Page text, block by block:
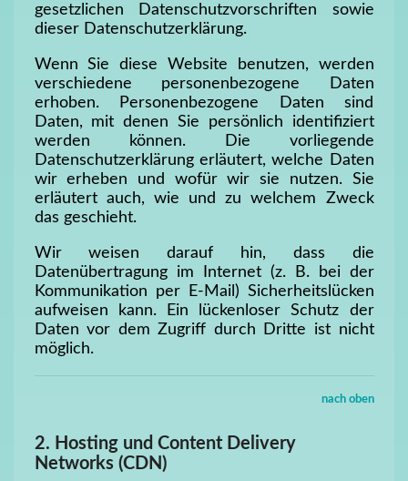
gesetzlichen Datenschutzvorschriften sowie
dieser Datenschutzerklärung.
Wenn Sie diese Website benutzen, werden
verschiedene personenbezogene Daten
erhoben. Personenbezogene Daten sind
Daten, mit denen Sie persönlich identifiziert
werden können. Die vorliegende
Datenschutzerklärung erläutert, welche Daten
wir erheben und wofür wir sie nutzen. Sie
erläutert auch, wie und zu welchem Zweck
das geschieht.
Wir weisen darauf hin, dass die
Datenübertragung im Internet (z. B. bei der
Kommunikation per E-Mail) Sicherheitslücken
aufweisen kann. Ein lückenloser Schutz der
Daten vor dem Zugriff durch Dritte ist nicht
möglich.
nach oben
2. Hosting und Content Delivery
Networks (CDN)